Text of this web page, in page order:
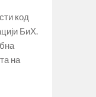
код
БиХ.
на